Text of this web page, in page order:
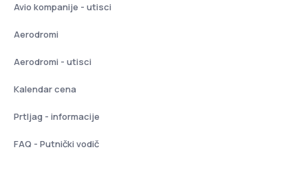
Avio kompanije - utisci
Aerodromi
Aerodromi - utisci
Kalendar cena
Prtljag - informacije
FAQ - Putnički vodič